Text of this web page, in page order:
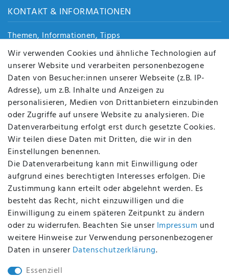
KONTAKT & INFORMATIONEN
Themen, Informationen, Tipps
Jobs
Über uns
Kontakt
Datenschutz
AGB
FAQ
Batterieentsorgung
Altölverordnung
Impressum
BEQUEM UND SICHER BEZAHLEN MIT
BEI UNS SIND SIE SICHER!
Wir verwenden Cookies und ähnliche Technologien auf
unserer Website und verarbeiten personenbezogene
Daten von Besucher:innen unserer Webseite (z.B. IP-
Adresse), um z.B. Inhalte und Anzeigen zu
personalisieren, Medien von Drittanbietern einzubinden
oder Zugriffe auf unsere Website zu analysieren. Die
Datenverarbeitung erfolgt erst durch gesetzte Cookies.
Wir teilen diese Daten mit Dritten, die wir in den
Einstellungen benennen.
Die Datenverarbeitung kann mit Einwilligung oder
aufgrund eines berechtigten Interesses erfolgen. Die
Zustimmung kann erteilt oder abgelehnt werden. Es
besteht das Recht, nicht einzuwilligen und die
Einwilligung zu einem späteren Zeitpunkt zu ändern
oder zu widerrufen. Beachten Sie unser Impressum und
weitere Hinweise zur Verwendung personenbezogener
Daten in unserer Daten­schutz­erklärung.
Essenziell